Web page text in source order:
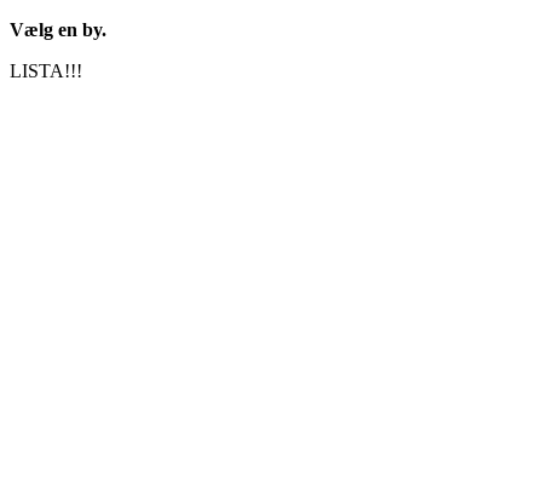
Vælg en by.
LISTA!!!